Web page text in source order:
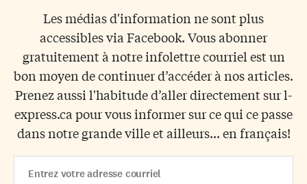
Les médias d'information ne sont plus
accessibles via Facebook. Vous abonner
gratuitement à notre infolettre courriel est un
bon moyen de continuer d’accéder à nos articles.
Prenez aussi l'habitude d’aller directement sur l-
express.ca pour vous informer sur ce qui ce passe
dans notre grande ville et ailleurs... en français!
Address